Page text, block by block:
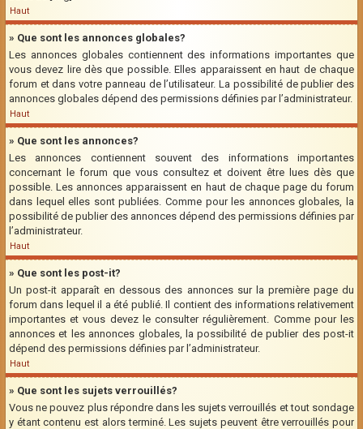
Haut
» Que sont les annonces globales?
Les annonces globales contiennent des informations importantes que
vous devez lire dès que possible. Elles apparaissent en haut de chaque
forum et dans votre panneau de l’utilisateur. La possibilité de publier des
annonces globales dépend des permissions définies par l’administrateur.
Haut
» Que sont les annonces?
Les annonces contiennent souvent des informations importantes
concernant le forum que vous consultez et doivent être lues dès que
possible. Les annonces apparaissent en haut de chaque page du forum
dans lequel elles sont publiées. Comme pour les annonces globales, la
possibilité de publier des annonces dépend des permissions définies par
l’administrateur.
Haut
» Que sont les post-it?
Un post-it apparaît en dessous des annonces sur la première page du
forum dans lequel il a été publié. Il contient des informations relativement
importantes et vous devez le consulter régulièrement. Comme pour les
annonces et les annonces globales, la possibilité de publier des post-it
dépend des permissions définies par l’administrateur.
Haut
» Que sont les sujets verrouillés?
Vous ne pouvez plus répondre dans les sujets verrouillés et tout sondage
y étant contenu est alors terminé. Les sujets peuvent être verrouillés pour